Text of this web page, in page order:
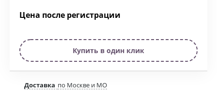
Цена после регистрации
Купить в один клик
Доставка по Москве и МО